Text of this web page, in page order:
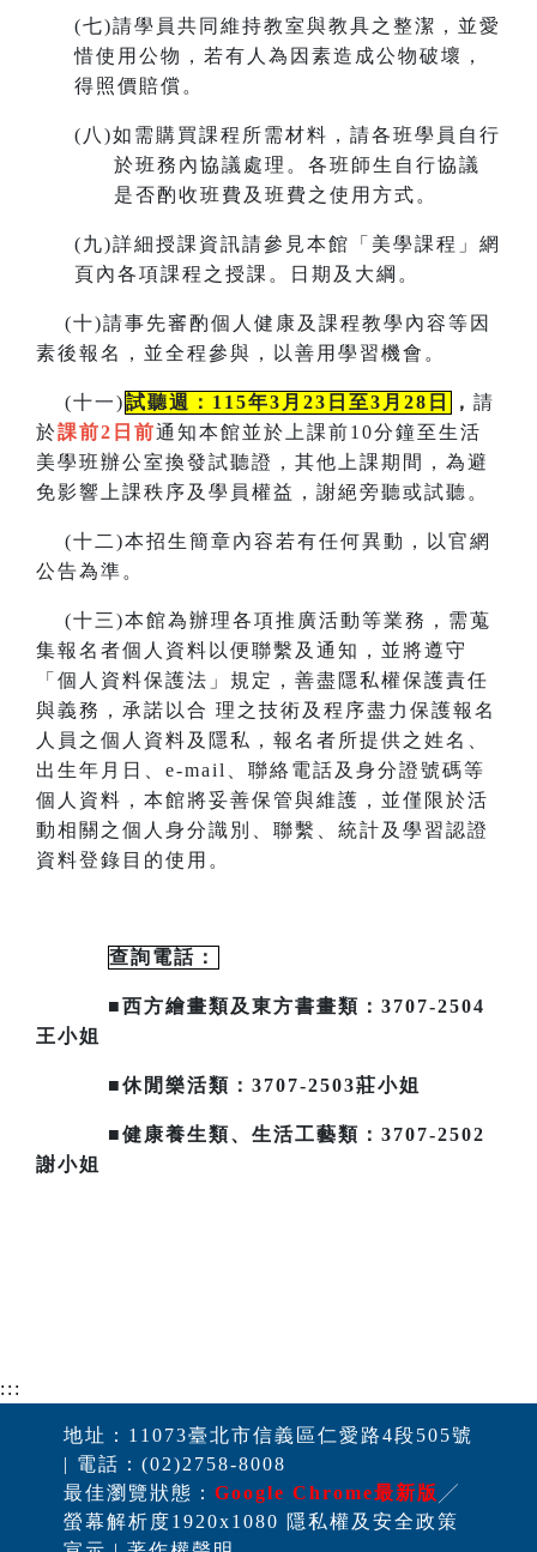
(七)請學員共同維持教室與教具之整潔，並愛
惜使用公物，若有人為因素造成公物破壞，
得照價賠償。
( 八)如需購買課程所需材料，請各班學員自行
於班務內協議處理。各班師生自行協議
是否酌收班費及班費之使用方式。
(九)詳細授課資訊請參見本館「美學課程」網
頁內各項課程之授課。
日期及大綱。
(十)請事先審酌個人健康及課程教學內容等因
素後報名，並全程參與，以善用學習機會。
(十一)試聽週：115年3月23日至3月28日 ， 請
於課前2日前通知本館並於上課前10分鐘至生活
美學班辦公室換發試聽證， 其他上課期間，為避
免影響上課秩序及學員權益，謝絕旁聽或試聽。
(十二)本招生簡章內容若有任何異動 ， 以官網
公告為準。
(十三)本館為辦理各項推廣活動等業務，需蒐
集報名者個人資料以便聯繫及通知，並將遵守
「個人資料保護法」規定，善盡隱私權保護責任
與義務，承諾以合 理之技術及程序盡力保護報名
人員之個人資料及隱私，報名者所提供之姓名、
出生年月日、 e-mail 、聯絡電話及身分證號碼等
個人資料，本館將妥善保管與維護，並僅限於活
動相關之個人身分識別、聯繫、統計及 學習認證
資料登錄目的使用。
查詢電話：
■西方繪畫類及東方書畫類：3707-2504
王小姐
■休閒樂活類：3707-2503莊小姐
■健康養生類、生活工藝類：3707-2502
謝小姐
:::
地址：11073臺北市信義區仁愛路4段505號
| 電話：(02)2758-8008
最佳瀏覽狀態： Google Chrome最新版 ╱
螢幕解析度1920x1080 隱私權及安全政策